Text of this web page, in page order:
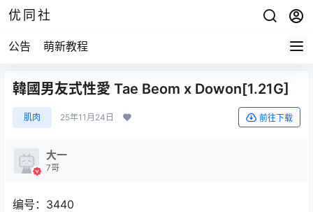
优同社
公告 萌新教程
韓國男友式性愛 Tae Beom x Dowon[1.21G]
肌肉 25年11月24日 前往下载
大一
7哥
编号：3440